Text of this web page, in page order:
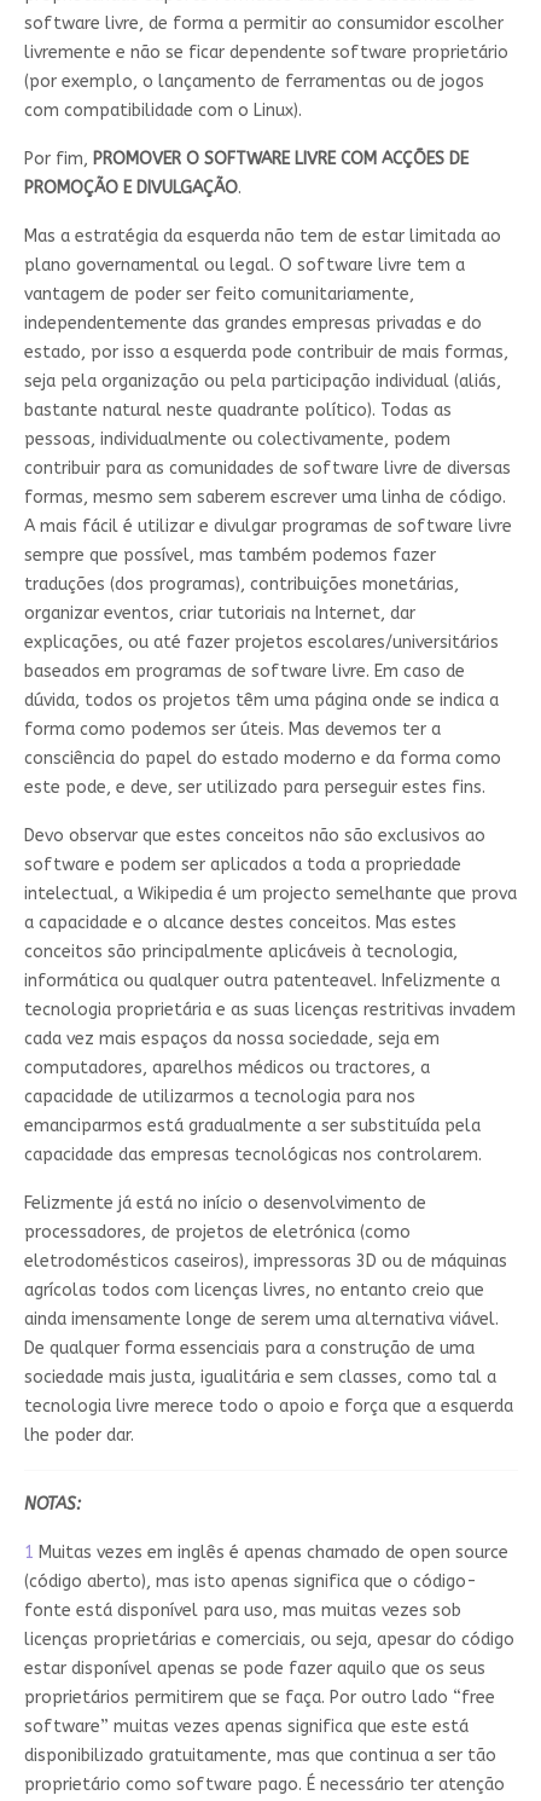
software livre, de forma a permitir ao consumidor escolher
livremente e não se ficar dependente software proprietário
(por exemplo, o lançamento de ferramentas ou de jogos
com compatibilidade com o Linux).
Por fim, PROMOVER O SOFTWARE LIVRE COM ACÇÕES DE
PROMOÇÃO E DIVULGAÇÃO.
Mas a estratégia da esquerda não tem de estar limitada ao
plano governamental ou legal. O software livre tem a
vantagem de poder ser feito comunitariamente,
independentemente das grandes empresas privadas e do
estado, por isso a esquerda pode contribuir de mais formas,
seja pela organização ou pela participação individual (aliás,
bastante natural neste quadrante político). Todas as
pessoas, individualmente ou colectivamente, podem
contribuir para as comunidades de software livre de diversas
formas, mesmo sem saberem escrever uma linha de código.
A mais fácil é utilizar e divulgar programas de software livre
sempre que possível, mas também podemos fazer
traduções (dos programas), contribuições monetárias,
organizar eventos, criar tutoriais na Internet, dar
explicações, ou até fazer projetos escolares/universitários
baseados em programas de software livre. Em caso de
dúvida, todos os projetos têm uma página onde se indica a
forma como podemos ser úteis. Mas devemos ter a
consciência do papel do estado moderno e da forma como
este pode, e deve, ser utilizado para perseguir estes fins.
Devo observar que estes conceitos não são exclusivos ao
software e podem ser aplicados a toda a propriedade
intelectual, a Wikipedia é um projecto semelhante que prova
a capacidade e o alcance destes conceitos. Mas estes
conceitos são principalmente aplicáveis à tecnologia,
informática ou qualquer outra patenteavel. Infelizmente a
tecnologia proprietária e as suas licenças restritivas invadem
cada vez mais espaços da nossa sociedade, seja em
computadores, aparelhos médicos ou tractores, a
capacidade de utilizarmos a tecnologia para nos
emanciparmos está gradualmente a ser substituída pela
capacidade das empresas tecnológicas nos controlarem.
Felizmente já está no início o desenvolvimento de
processadores, de projetos de eletrónica (como
eletrodomésticos caseiros), impressoras 3D ou de máquinas
agrícolas todos com licenças livres, no entanto creio que
ainda imensamente longe de serem uma alternativa viável.
De qualquer forma essenciais para a construção de uma
sociedade mais justa, igualitária e sem classes, como tal a
tecnologia livre merece todo o apoio e força que a esquerda
lhe poder dar.
NOTAS:
1 Muitas vezes em inglês é apenas chamado de open source
(código aberto), mas isto apenas significa que o código-
fonte está disponível para uso, mas muitas vezes sob
licenças proprietárias e comerciais, ou seja, apesar do código
estar disponível apenas se pode fazer aquilo que os seus
proprietários permitirem que se faça. Por outro lado “free
software” muitas vezes apenas significa que este está
disponibilizado gratuitamente, mas que continua a ser tão
proprietário como software pago. É necessário ter atenção